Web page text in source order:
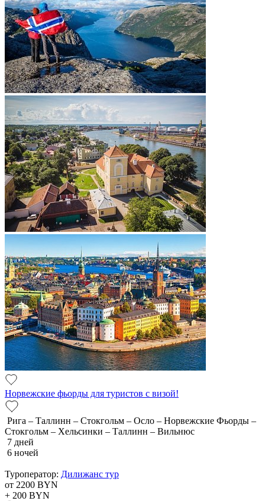
Норвежские фьорды для туристов с визой!
Рига – Таллинн – Стокгольм – Осло – Норвежские Фьорды –
Стокгольм – Хельсинки – Таллинн – Вильнюс
7 дней
6 ночей
Туроператор: Дилижанс тур
от 2200 BYN
+ 200 BYN